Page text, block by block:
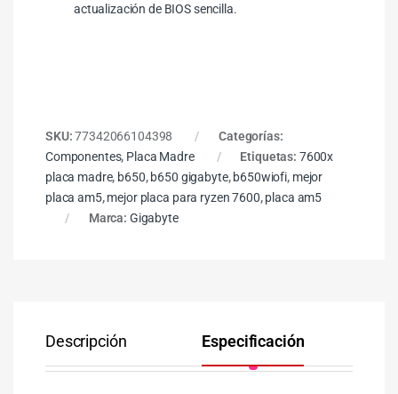
actualización de BIOS sencilla.
SKU:77342066104398
Categorías:
Componentes, Placa Madre Etiquetas: 7600x
placa madre, b650,b650 gigabyte,b650wiofi, mejor
placa am5,mejor placa para ryzen 7600,placa am5
Marca: Gigabyte
Descripción Especificación